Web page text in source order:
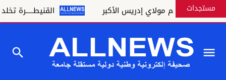
مستجدات
موسم مولاي إدريس الأكبر القنيطـــــرة تخلد